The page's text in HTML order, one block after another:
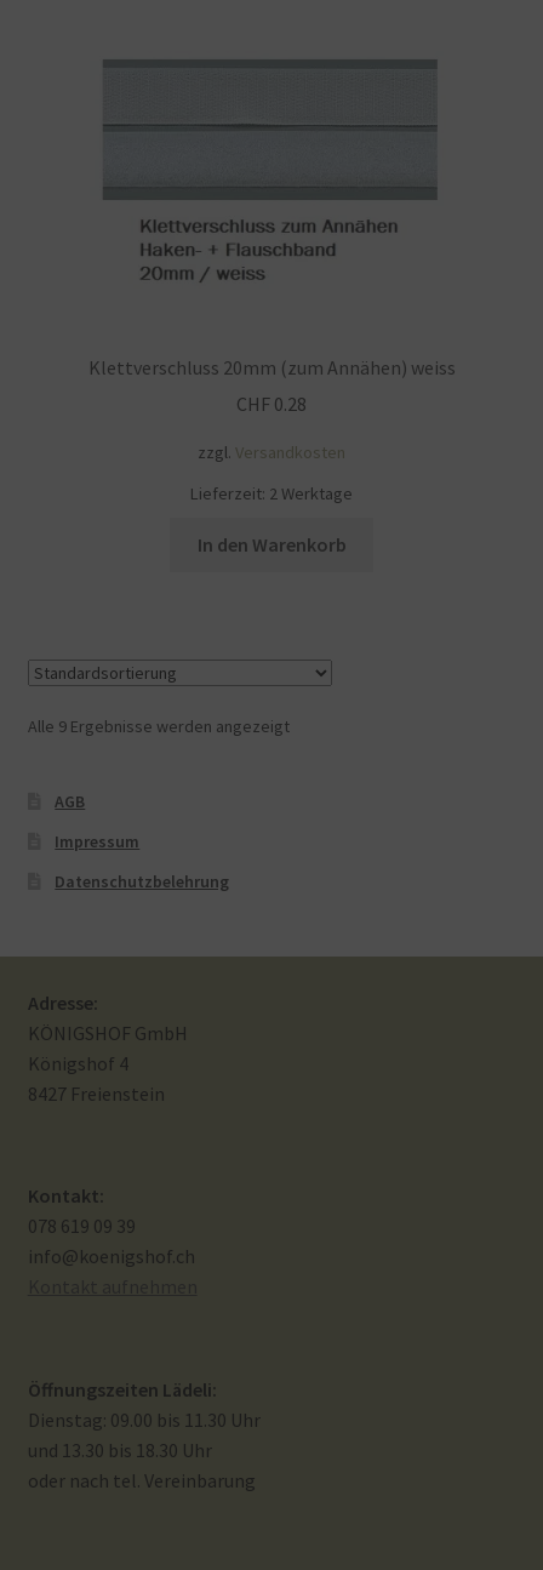
Klettverschluss 20mm (zum Annähen) weiss
CHF 0.28
zzgl. Versandkosten
Lieferzeit: 2 Werktage
In den Warenkorb
Alle 9 Ergebnisse werden angezeigt
AGB
Impressum
Datenschutzbelehrung
Adresse:
KÖNIGSHOF GmbH
Königshof 4
8427 Freienstein
Kontakt:
078 619 09 39
info@koenigshof.ch
Öffnungszeiten Lädeli:
Dienstag: 09.00 bis 11.30 Uhr
und 13.30 bis 18.30 Uhr
oder nach tel. Vereinbarung